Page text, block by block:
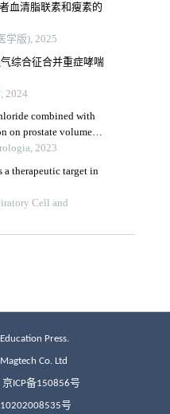
Press.
Co. Ltd
京ICP备150856号
号